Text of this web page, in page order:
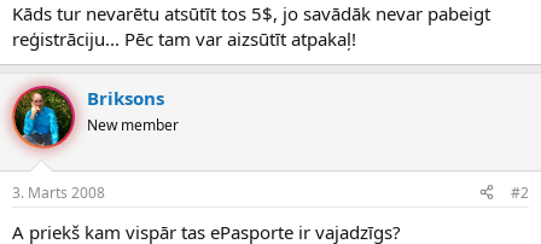
Kāds tur nevarētu atsūtīt tos 5$, jo savādāk nevar pabeigt
reģistrāciju... Pēc tam var aizsūtīt atpakaļ!
Briksons
New member
3. Marts 2008 #2
A priekš kam vispār tas ePasporte ir vajadzīgs?